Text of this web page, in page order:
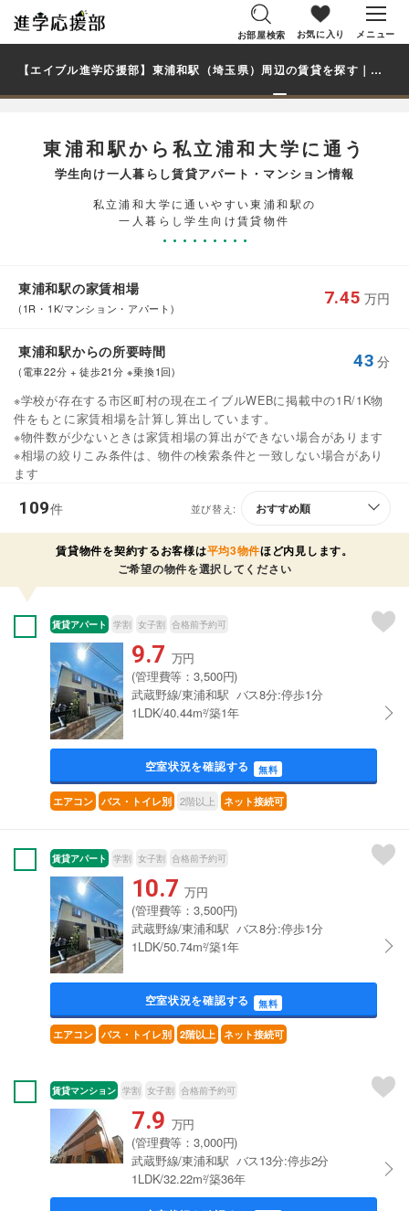
お部屋検索 お気に入り メニュー
【エイブル進学応援部】東浦和駅（埼玉県）周辺の賃貸を探す｜私立浦和大学学生・大学生の一人暮らし向け賃貸マンション・アパート
東浦和駅から私立浦和大学に通う
学生向け一人暮らし賃貸アパート・マンション情報
私立浦和大学に通いやすい東浦和駅の
一人暮らし学生向け賃貸物件
東浦和駅の家賃相場
(1R・1K/マンション・アパート)
7.45 万円
東浦和駅からの所要時間
(電車22分 + 徒歩21分 ※乗換1回)
43 分
※学校が存在する市区町村の現在エイブルWEBに掲載中の1R/1K物
件をもとに家賃相場を計算し算出しています。
※物件数が少ないときは家賃相場の算出ができない場合があります
※相場の絞りこみ条件は、物件の検索条件と一致しない場合があり
ます
109件 並び替え:
賃貸物件を契約するお客様は平均3物件ほど内見します。
ご希望の物件を選択してください
賃貸アパート 学割 女子割 合格前予約可
9.7 万円
(管理費等：3,500円)
武蔵野線/東浦和駅 バス8分:停歩1分
1LDK/40.44m²/築1年
空室状況を確認する 無料
エアコン バス・トイレ別 2階以上 ネット接続可
賃貸アパート 学割 女子割 合格前予約可
10.7 万円
(管理費等：3,500円)
武蔵野線/東浦和駅 バス8分:停歩1分
1LDK/50.74m²/築1年
空室状況を確認する 無料
エアコン バス・トイレ別 2階以上 ネット接続可
賃貸マンション 学割 女子割 合格前予約可
7.9 万円
(管理費等：3,000円)
武蔵野線/東浦和駅 バス13分:停歩2分
1LDK/32.22m²/築36年